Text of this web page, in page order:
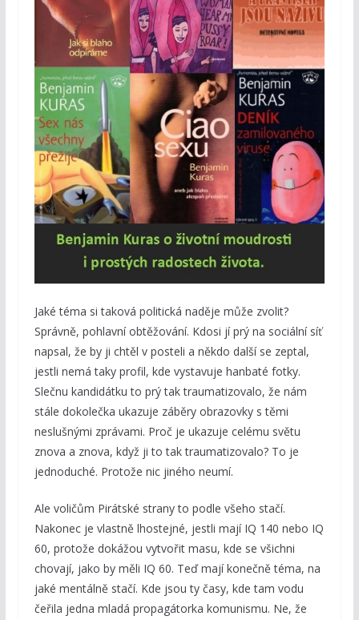
Jaké téma si taková politická naděje může zvolit?
Správně, pohlavní obtěžování. Kdosi jí prý na sociální síť
napsal, že by ji chtěl v posteli a někdo další se zeptal,
jestli nemá taky profil, kde vystavuje hanbaté fotky.
Slečnu kandidátku to prý tak traumatizovalo, že nám
stále dokolečka ukazuje záběry obrazovky s těmi
neslušnými zprávami. Proč je ukazuje celému světu
znova a znova, když ji to tak traumatizovalo? To je
jednoduché. Protože nic jiného neumí.
Ale voličům Pirátské strany to podle všeho stačí.
Nakonec je vlastně lhostejné, jestli mají IQ 140 nebo IQ
60, protože dokážou vytvořit masu, kde se všichni
chovají, jako by měli IQ 60. Teď mají konečně téma, na
jaké mentálně stačí. Kde jsou ty časy, kde tam vodu
čeřila jedna mladá propagátorka komunismu. Ne, že